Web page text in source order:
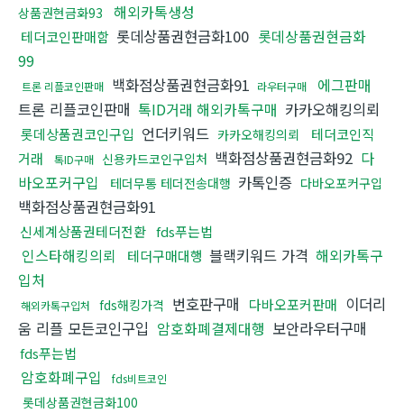
상품권현금화93
해외카톡생성
테더코인판매함 롯데상품권현금화100 롯데상품권현금화
99
트론 리플코인판매 백화점상품권현금화91 라우터구매
에그판매
트론 리플코인판매 톡ID거래 해외카톡구매 카카오해킹의뢰
롯데상품권코인구입 언더키워드 카카오해킹의뢰
테더코인직
거래
톡ID구매 신용카드코인구입처 백화점상품권현금화92 다
바오포커구입
테더무통 테더전송대행 카톡인증 다바오포커구입
백화점상품권현금화91
신세계상품권테더전환 fds푸는법
인스타해킹의뢰 테더구매대행 블랙키워드 가격 해외카톡구
입처
해외카톡구입처 fds해킹가격 번호판구매 다바오포커판매 이더리
움 리플 모든코인구입 암호화폐결제대행 보안라우터구매
fds푸는법
암호화폐구입 fds비트코인
롯데상품권현금화100